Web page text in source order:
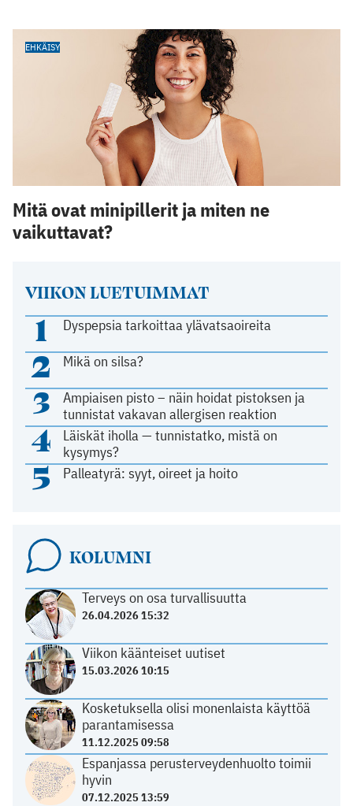
VIIKON LUETUIMMAT
1 Dyspepsia tarkoittaa ylävatsaoireita
2 Mikä on silsa?
3
Ampiaisen pisto – näin hoidat pistoksen ja
tunnistat vakavan allergisen reaktion
4
Läiskät iholla — tunnistatko, mistä on
kysymys?
5 Palleatyrä: syyt, oireet ja hoito
KOLUMNI
Terveys on osa turvallisuutta
26.04.2026 15:32
Viikon käänteiset uutiset
15.03.2026 10:15
Kosketuksella olisi monenlaista käyttöä
parantamisessa
11.12.2025 09:58
Espanjassa perusterveydenhuolto toimii
hyvin
07.12.2025 13:59
EHKÄISY
Mitä ovat minipillerit ja miten ne
vaikuttavat?